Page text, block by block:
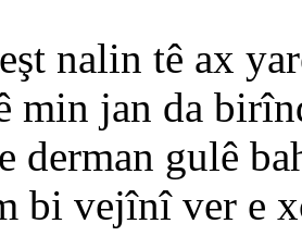
nalin tê ax
min jan da
derman gulê
bi vejînî ver e